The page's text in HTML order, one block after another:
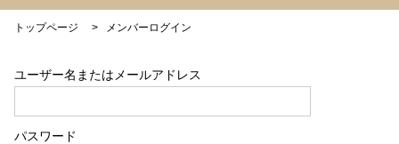
トップページ > メンバーログイン
ユーザー名またはメールアドレス
パスワード